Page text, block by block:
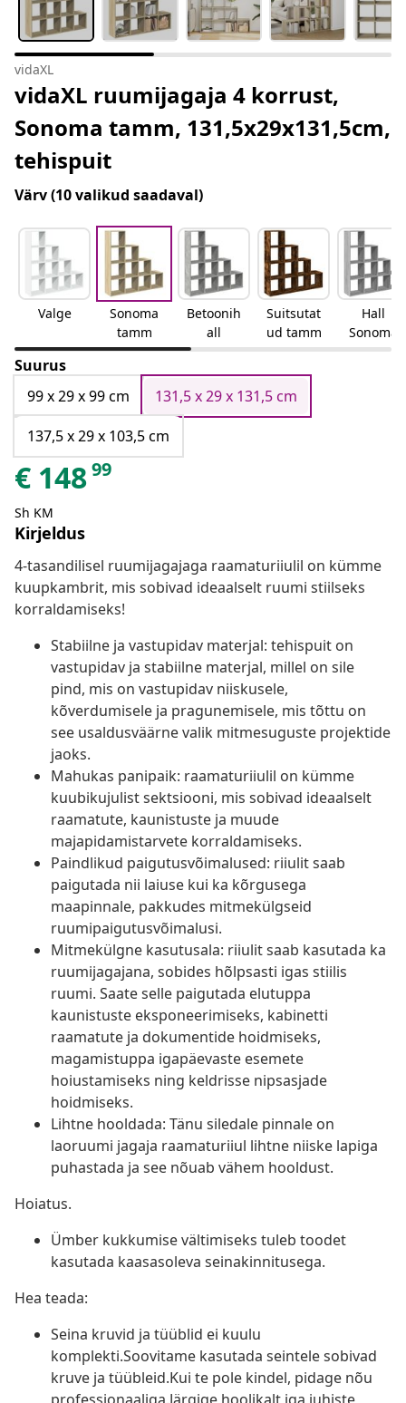
vidaXL
vidaXL ruumijagaja 4 korrust,
Sonoma tamm, 131,5x29x131,5cm,
tehispuit
Värv(10 valikud saadaval)
Valge
Sonoma
tamm
Betoonih
all
Suitsutat
ud tamm
Hall
Sonoma
Suurus
99 x 29 x 99 cm
131,5 x 29 x 131,5 cm
137,5 x 29 x 103,5 cm
€ 14899
Sh KM
Kirjeldus
4-tasandilisel ruumijagajaga raamaturiiulil on kümme
kuupkambrit, mis sobivad ideaalselt ruumi stiilseks
korraldamiseks!
Stabiilne ja vastupidav materjal: tehispuit on
vastupidav ja stabiilne materjal, millel on sile
pind, mis on vastupidav niiskusele,
kõverdumisele ja pragunemisele, mis tõttu on
see usaldusväärne valik mitmesuguste projektide
jaoks.
Mahukas panipaik: raamaturiiulil on kümme
kuubikujulist sektsiooni, mis sobivad ideaalselt
raamatute, kaunistuste ja muude
majapidamistarvete korraldamiseks.
Paindlikud paigutusvõimalused: riiulit saab
paigutada nii laiuse kui ka kõrgusega
maapinnale, pakkudes mitmekülgseid
ruumipaigutusvõimalusi.
Mitmekülgne kasutusala: riiulit saab kasutada ka
ruumijagajana, sobides hõlpsasti igas stiilis
ruumi. Saate selle paigutada elutuppa
kaunistuste eksponeerimiseks, kabinetti
raamatute ja dokumentide hoidmiseks,
magamistuppa igapäevaste esemete
hoiustamiseks ning keldrisse nipsasjade
hoidmiseks.
Lihtne hooldada: Tänu siledale pinnale on
laoruumi jagaja raamaturiiul lihtne niiske lapiga
puhastada ja see nõuab vähem hooldust.
Hoiatus.
Ümber kukkumise vältimiseks tuleb toodet
kasutada kaasasoleva seinakinnitusega.
Hea teada:
Seina kruvid ja tüüblid ei kuulu
komplekti.Soovitame kasutada seintele sobivad
kruve ja tüübleid.Kui te pole kindel, pidage nõu